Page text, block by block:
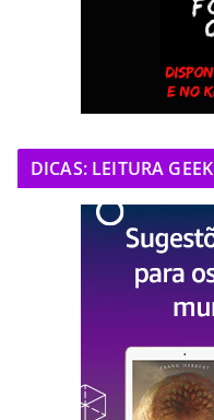
DICAS: LEITURA GEEK